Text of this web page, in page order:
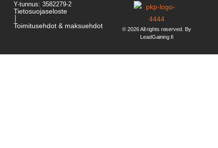
© 2026 All rights reserved. By
LeadGaining.fi
Y-tunnus: 3582279-2
Tietosuojaseloste
Toimitusehdot & maksuehdot